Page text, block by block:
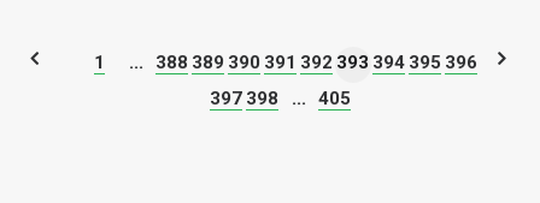
1 ... 388 389 390 391 392 393 394 395 396
397 398 ... 405